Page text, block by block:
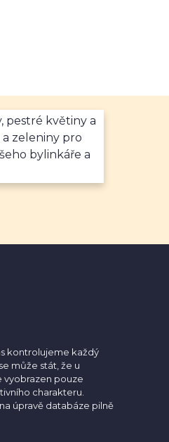
pestré květiny a
zeleniny pro
bylinkáře a
kontrolujeme každý
může stát, že u
vyobrazen pouze
charakteru.
úpravě databáze pilně